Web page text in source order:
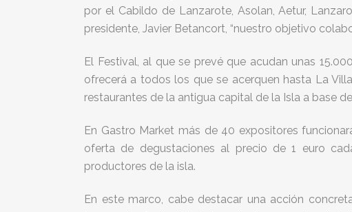
por el Cabildo de Lanzarote, Asolan, Aetur,
presidente, Javier Betancort, “nuestro objetivo
El Festival, al que se prevé que acudan unas
ofrecerá a todos los que se acerquen hasta La
restaurantes de la antigua capital de la Isla a base
En Gastro Market más de 40 expositores
oferta de degustaciones al precio de 1 euro
productores de la isla.
En este marco, cabe destacar una acción